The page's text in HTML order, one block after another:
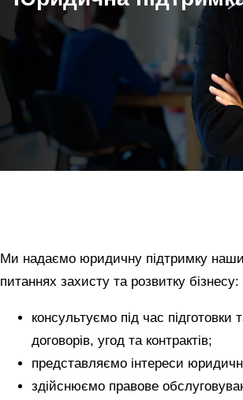
Ми надаємо юридичну підтримку
питаннях захисту та розвитку бізнесу:
консультуємо під час підготовки
договорів, угод та контрактів;
представляємо інтереси
здійснюємо правове